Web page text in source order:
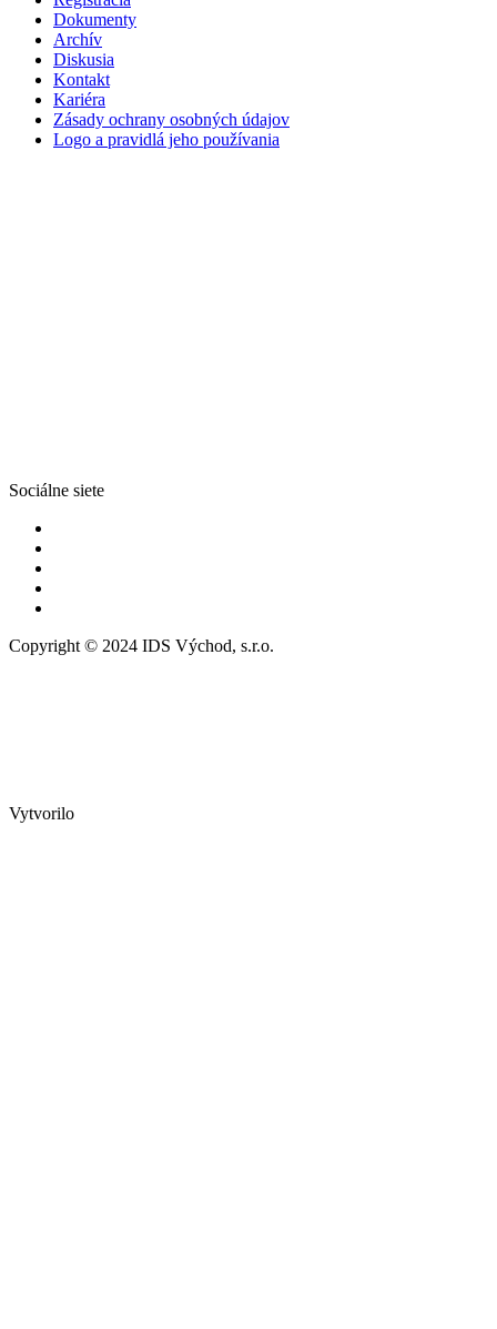
Dokumenty
Archív
Diskusia
Kontakt
Kariéra
Zásady ochrany osobných údajov
Logo a pravidlá jeho používania
Sociálne siete
Copyright © 2024 IDS Východ, s.r.o.
Vytvorilo